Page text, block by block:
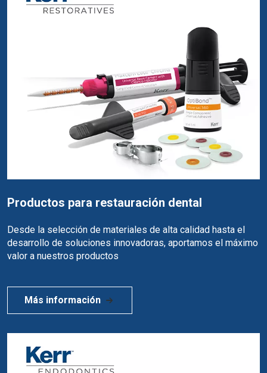
Productos para restauración dental
Desde la selección de materiales de alta calidad hasta el
desarrollo de soluciones innovadoras, aportamos el máximo
valor a nuestros productos
Más información